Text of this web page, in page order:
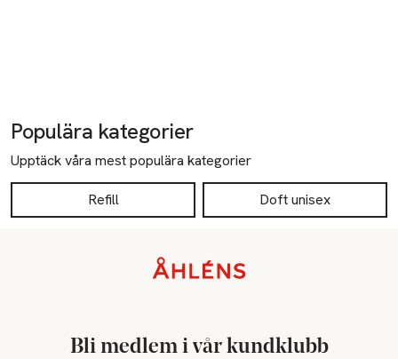
Populära kategorier
Upptäck våra mest populära kategorier
Refill Doft unisex
Bli medlem i vår kundklubb